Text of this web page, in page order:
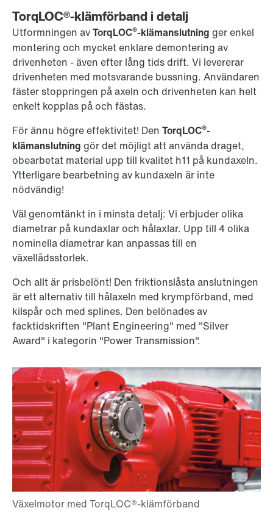
TorqLOC®-klämförband i detalj
Utformningen avTorqLOC®-klämanslutning ger enkel
montering och mycket enklare demontering av
drivenheten - även efter lång tids drift. Vi levererar
drivenheten med motsvarande bussning. Användaren
fäster stoppringen på axeln och drivenheten kan helt
enkelt kopplas på och fästas.
För ännu högre effektivitet! Den TorqLOC®-
klämanslutning gör det möjligt att använda draget,
obearbetat material upp till kvalitet h11 på kundaxeln.
Ytterligare bearbetning av kundaxeln är inte
nödvändig!
Väl genomtänkt in i minsta detalj: Vi erbjuder olika
diametrar på kundaxlar och hålaxlar. Upp till 4 olika
nominella diametrar kan anpassas till en
växellådsstorlek.
Och allt är prisbelönt! Den friktionslåsta anslutningen
är ett alternativ till hålaxeln med krympförband, med
kilspår och med splines. Den belönades av
facktidskriften "Plant Engineering" med "Silver
Award" i kategorin "Power Transmission".